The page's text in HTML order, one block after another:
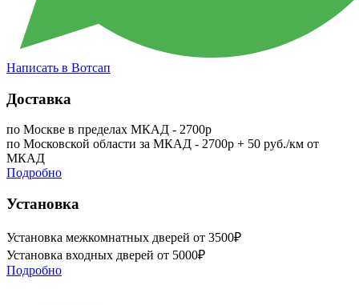
Написать в Вотсап
Доставка
по Москве в пределах МКАД - 2700р
по Московской области за МКАД - 2700р + 50 руб./км от
МКАД
Подробно
Установка
Установка межкомнатных дверей от 3500₽
Установка входных дверей от 5000₽
Подробно